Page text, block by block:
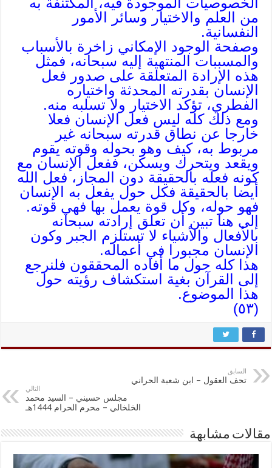
من العلم والاختيار وسائر الأمور
النفسانية.
وصفحة الوجود الإمكاني زاخرة بالأسباب
والمسببات المنتهية إليه سبحانه، فمثل
هذه الإرادة المتعلقة على صدور فعل
الإنسان بقدرته المحدثة واختياره
الفطري، تؤكد الاختيار ولا تسلبه منه.
ومع ذلك كله ليس فعل الإنسان فعلا
خارجا عن نطاق قدرته سبحانه غير
مربوط به، كيف وهو بحوله وقوته يقوم
ويقعد ويتحرك ويسكن، ففعل الإنسان مع
كونه فعله بالحقيقة دون المجاز، فعل الله
أيضا بالحقيقة فكل حول يفعل به الإنسان
فهو حوله، وكل قوة يعمل بها فهي قوته.
إلى هنا تبين أن تعلق إرادته سبحانه
بالأفعال والأشياء لا تستلزم الجبر وكون
الإنسان مجبورا في أعماله.
هذا كله حول ما أفاده المحققون فلنرجع
إلى القرآن بغية استكشاف رؤيته حول
هذا الموضوع.
(٥٣)
السابق
تحف العقول – ابن شعبة الحراني
التالي
مجلس حسيني – السيد محمد
الخلخالي – محرم الحرام 1444هـ
مقالات مشابهة